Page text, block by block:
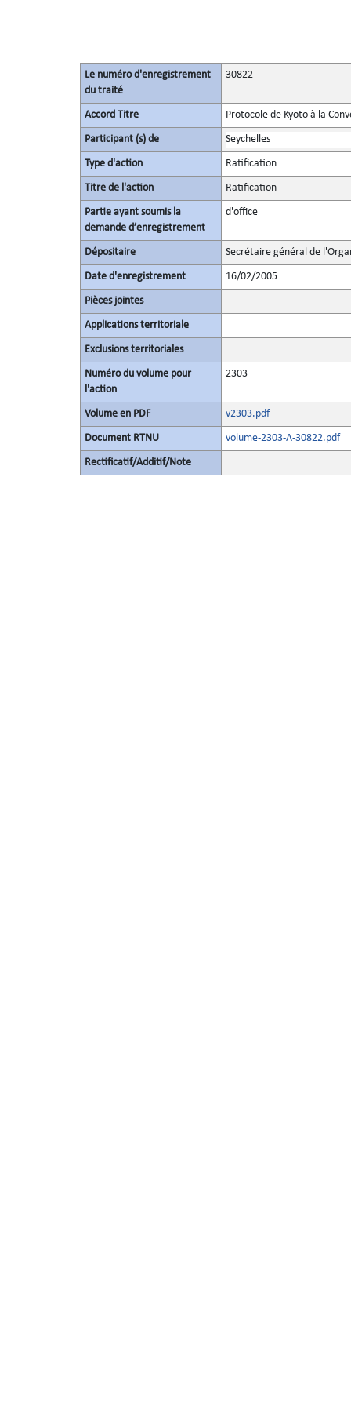
Le numéro d'enregistrement
du traité
30822
Accord Titre Protocole de Kyoto à la
Participant (s) de Seychelles
Type d'action Ratification
Titre de l'action Ratification
Partie ayant soumis la
demande d’enregistrement
d'office
Dépositaire Secrétaire général de
Date d'enregistrement 16/02/2005
Pièces jointes
Applications territoriale
Exclusions territoriales
Numéro du volume pour
l'action
2303
Volume en PDF v2303.pdf
Document RTNU volume-2303-A-30822.pdf
Rectificatif/Additif/Note